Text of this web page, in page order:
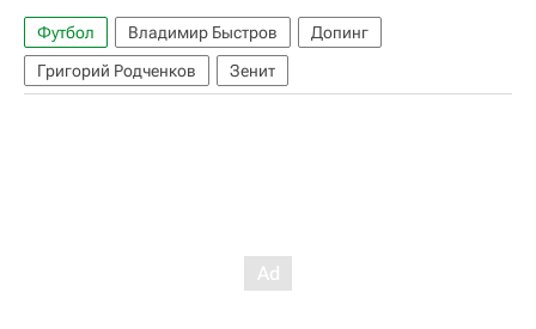
Футбол Владимир Быстров
Допинг
Григорий Родченков
Зенит